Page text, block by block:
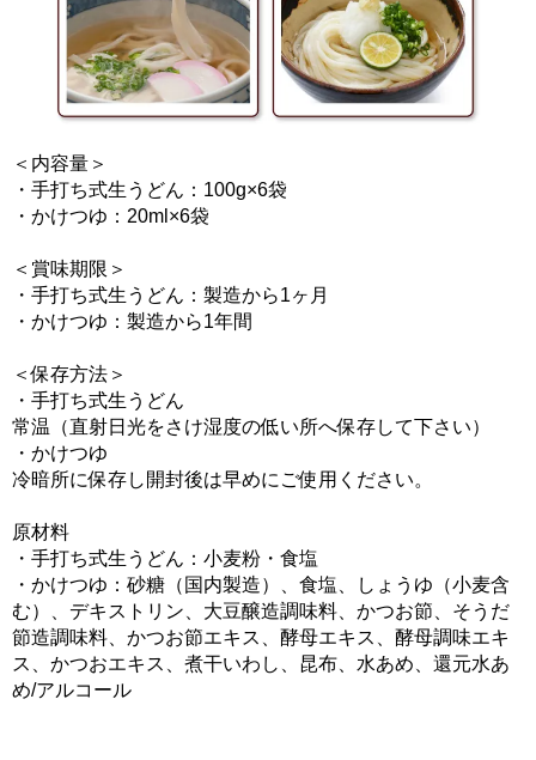
＜内容量＞
・手打ち式生うどん：100g×6袋
・かけつゆ：20ml×6袋
＜賞味期限＞
・手打ち式生うどん：製造から1ヶ月
・かけつゆ：製造から1年間
＜保存方法＞
・手打ち式生うどん
常温（直射日光をさけ湿度の低い所へ保存して下さい）
・かけつゆ
冷暗所に保存し開封後は早めにご使用ください。
原材料
・手打ち式生うどん：小麦粉・食塩
・かけつゆ：砂糖（国内製造）、食塩、しょうゆ（小麦含
む）、デキストリン、大豆醸造調味料、かつお節、そうだ
節造調味料、かつお節エキス、酵母エキス、酵母調味エキ
ス、かつおエキス、煮干いわし、昆布、水あめ、還元水あ
め/アルコール